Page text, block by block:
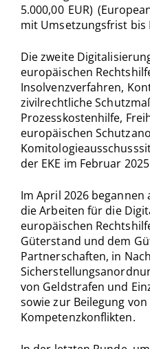
5.000,00 EUR)
mit Umsetzungsfrist bis
Die zweite
europäischen
Insolvenzverfahren,
zivilrechtliche
Prozesskostenhilfe,
europäischen
der EKE im Februar
Im April 2026
die Arbeiten für die
europäischen
Güterstand und dem
Partnerschaften, in
von Geldstrafen und
sowie zur Beilegung
Kompetenzkonflikten.